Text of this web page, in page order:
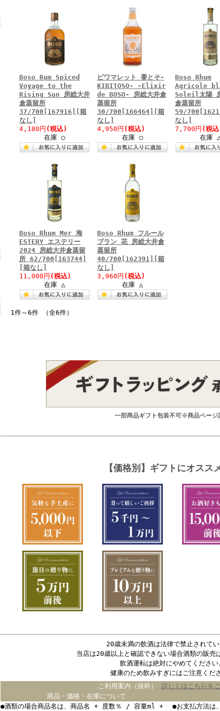
Boso Rum Spiced
Voyage to the
Rising Sun 房総大井
倉蒸留所
37/700[167916][箱
なし]
4,180円 (税込)
在庫 ○
ビワマレット 黍とそ-
KIBITOSO- -Elixir
de BOSO- 房総大井倉
蒸留所
30/700[166464][箱
なし]
4,950円 (税込)
在庫 ○
Boso Rhum
Agricole
Soleil太陽
倉蒸留所
59/
なし]
7,700円 (税
在庫
Boso Rhum Mer 海
ESTERY エステリー
2024 房総大井倉蒸留
所 62/700[163744]
[箱なし]
11,000円 (税込)
在庫 △
Boso Rhum フルール
ブラン 花 房総大井倉
蒸留所
40/700[162391][箱
なし]
3,960円 (税込)
在庫 △
1件～6件 （全6件）
一部商品ギフト包装不可※商品ページ
20歳未満の飲酒は法律で禁止されて
当店は20歳以上と確認できない場合酒類の販売
飲酒運転は絶対にやめてください
健康のため飲みすぎにはご注意くだ
ご利用案内（抜粋） 詳しくはこちらを
商品・価格・在庫について
●酒類の場合商品名は、商品名 + 度数％ / 容量ml +
●お支払方法は